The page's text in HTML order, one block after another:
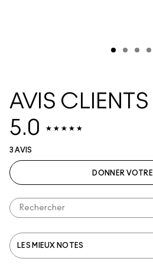
AVIS CLIENTS
5.0
3 AVIS
DONNER